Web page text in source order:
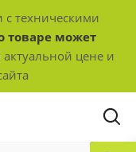
с техническими
товаре может
цене и